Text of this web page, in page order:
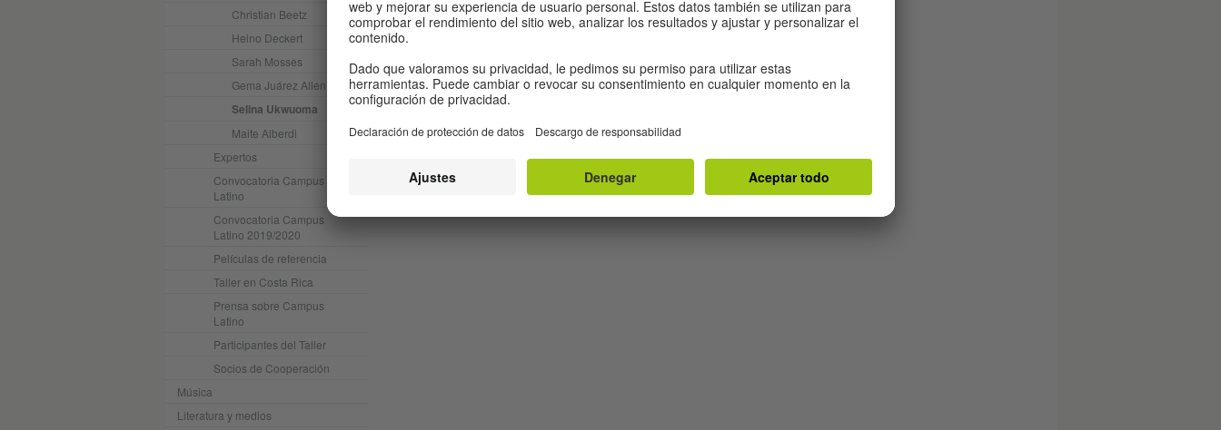
Christian Beetz
Heino Deckert
Sarah Mosses
Gema Juárez Allen
Selina Ukwuoma
Maite Alberdi
Expertos
Convocatoria Campus
Latino
Convocatoria Campus
Latino 2019/2020
Películas de referencia
Taller en Costa Rica
Prensa sobre Campus
Latino
Participantes del Taller
Socios de Cooperación
Música
Literatura y medios